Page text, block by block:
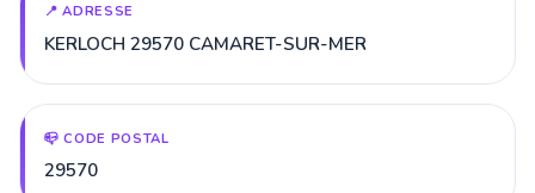
📍 ADRESSE
KERLOCH 29570 CAMARET-SUR-MER
📪 CODE POSTAL
29570